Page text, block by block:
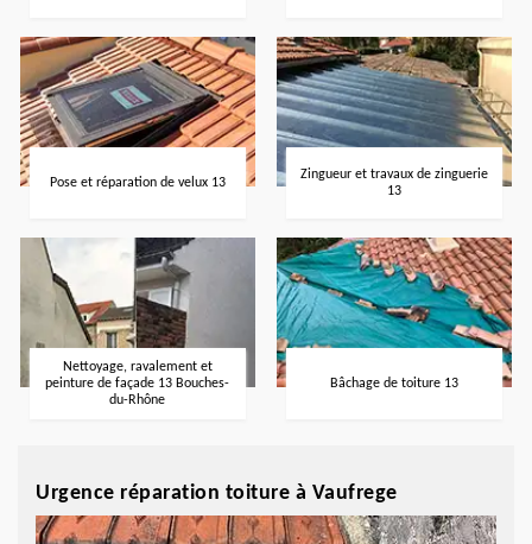
Pose et réparation de velux 13
Zingueur et travaux de zinguerie
13
Nettoyage, ravalement et
peinture de façade 13 Bouches-
du-Rhône
Bâchage de toiture 13
Urgence réparation toiture à Vaufrege